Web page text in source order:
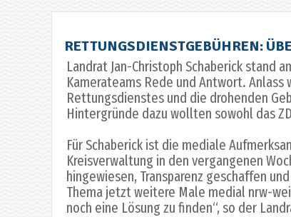
RETTUNGSDIENSTGEBÜHREN:
Landrat Jan-Christoph Schaberick stand
Kamerateams Rede und Antwort.
Rettungsdienstes und die drohenden
Hintergründe dazu wollten sowohl das
Für Schaberick ist die mediale
Kreisverwaltung in den vergangenen
hingewiesen, Transparenz geschaffen
Thema jetzt weitere Male medial nrw-
noch eine Lösung zu finden“, so der